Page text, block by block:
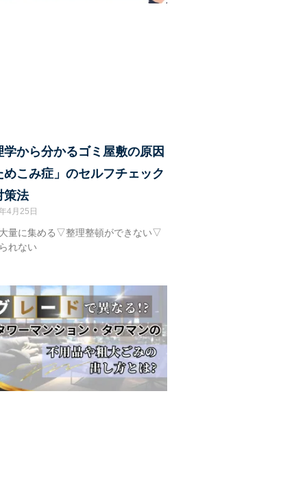
学から分かるゴミ屋敷の原因
めこみ症」のセルフチェック
策法
4月25日
量に集める▽整理整頓ができない▽
れない